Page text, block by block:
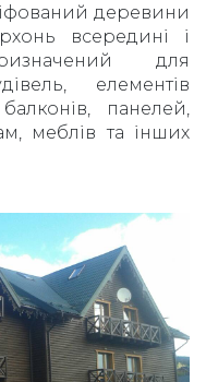
деревини
всередині і
для
елементів
панелей,
меблів та інших